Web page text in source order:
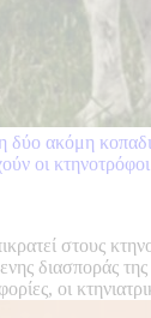
ακόμη
οι κτηνοτρόφοι
στους
διασποράς
οι